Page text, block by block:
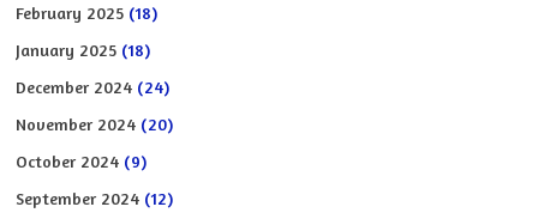
February 2025 (18)
January 2025 (18)
December 2024 (24)
November 2024 (20)
October 2024 (9)
September 2024 (12)